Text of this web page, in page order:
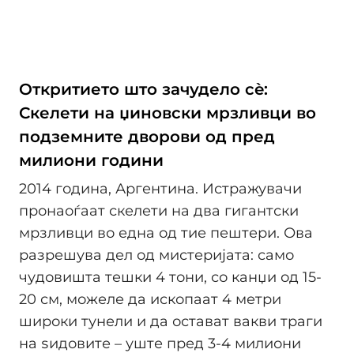
Откритието што зачудело сè:
Скелети на џиновски мрзливци во
подземните дворови од пред
милиони години
2014 година, Аргентина. Истражувачи
пронаоѓаат скелети на два гигантски
мрзливци во една од тие пештери. Ова
разрешува дел од мистеријата: само
чудовишта тешки 4 тони, со канџи од 15-
20 см, можеле да ископаат 4 метри
широки тунели и да остават вакви траги
на ѕидовите – уште пред 3-4 милиони